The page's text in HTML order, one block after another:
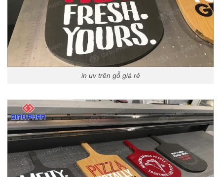
in uv trên gỗ giá rẻ